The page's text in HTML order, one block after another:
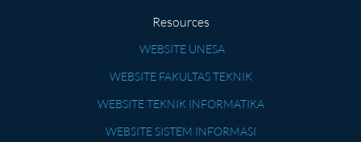
Resources
WEBSITE UNESA
WEBSITE FAKULTAS TEKNIK
WEBSITE TEKNIK INFORMATIKA
WEBSITE SISTEM INFORMASI